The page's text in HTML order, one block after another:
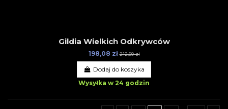
Gildia Wielkich Odkrywców
198,08 zł212,99 zł
Dodaj do koszyka
Wysyłka w 24 godzin